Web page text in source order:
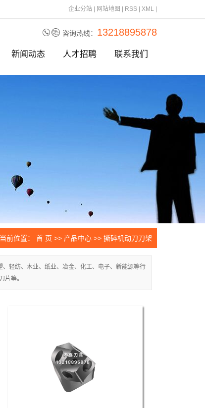
企业分站 网站地图 RSS XML
咨询热线： 13218895878
新闻动态
公司动态
人才招聘 联系我们
前位置： 首 页 >> 产品中心 >> 撕碎机动刀刀架
轻纺、木业、纸业、冶金、化工、电子、新能源等行
片等。